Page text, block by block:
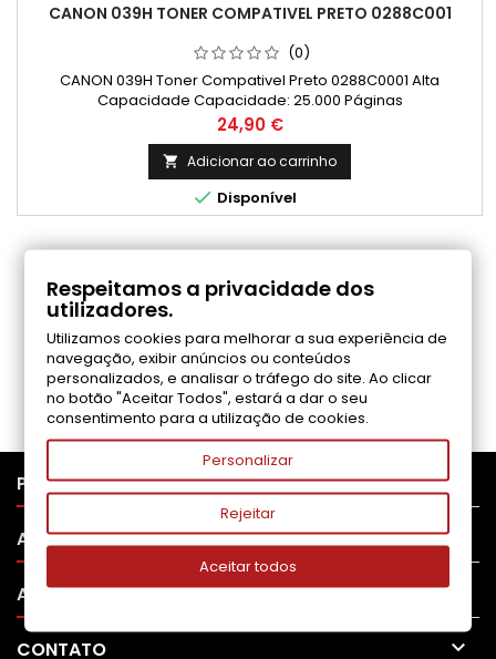
CANON 039H TONER COMPATIVEL PRETO 0288C001
(0)
CANON 039H Toner Compativel Preto 0288C0001 Alta
Capacidade Capacidade: 25.000 Páginas
Preço
24,90 €
 Adicionar ao carrinho
 Disponível
COMENTÁRIOS (0)
Seja o primeiro a fazer uma avaliação
PRODUTOS 
APOIO AO CLIENTE 
A SUA CONTA 
CONTATO 
Respeitamos a privacidade dos
utilizadores.
Utilizamos cookies para melhorar a sua experiência de
navegação, exibir anúncios ou conteúdos
personalizados, e analisar o tráfego do site. Ao clicar
no botão "Aceitar Todos", estará a dar o seu
consentimento para a utilização de cookies.
Personalizar
Rejeitar
Aceitar todos